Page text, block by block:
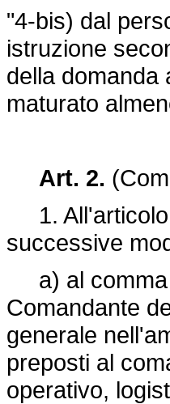
"4-bis) dal
istruzione
della domanda
maturato
Art. 2.
1. All'articolo
successive
a) al comma
Comandante
generale
preposti al
operativo,